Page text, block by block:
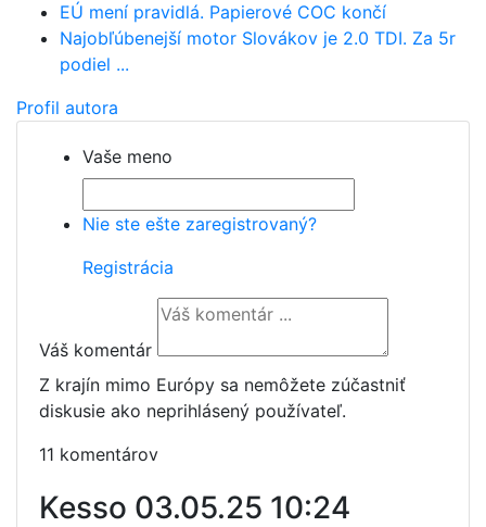
EÚ mení pravidlá. Papierové COC končí
Najobľúbenejší motor Slovákov je 2.0 TDI. Za 5r
podiel ...
Profil autora
Vaše meno
Nie ste ešte zaregistrovaný?
Registrácia
Váš komentár
Z krajín mimo Európy sa nemôžete zúčastniť
diskusie ako neprihlásený používateľ.
11 komentárov
Kesso 03.05.25 10:24